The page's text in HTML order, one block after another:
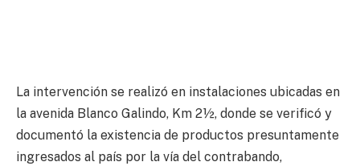
La intervención se realizó en instalaciones ubicadas en
la avenida Blanco Galindo, Km 2½, donde se verificó y
documentó la existencia de productos presuntamente
ingresados al país por la vía del contrabando,